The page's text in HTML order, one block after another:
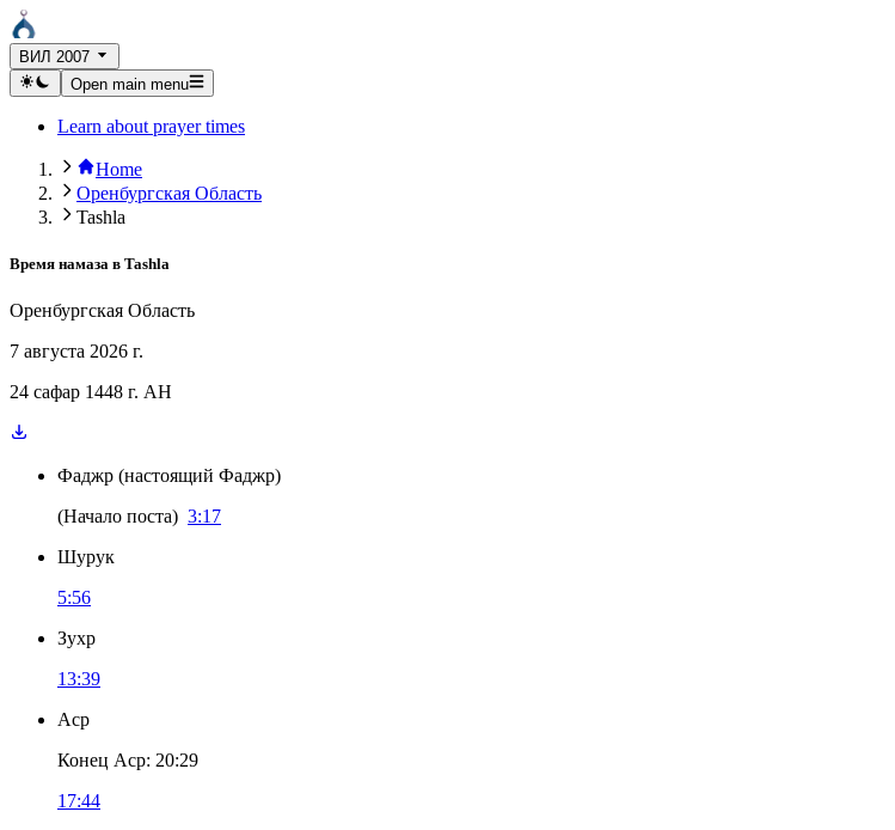
ВИЛ 2007
Open main menu
Learn about prayer times
Home
Оренбургская Область
Tashla
Время намаза в Tashla
Оренбургская Область
7 августа 2026 г.
24 сафар 1448 г. AH
Фаджр (настоящий Фаджр)
(Начало поста) 3:17
Шурук
5:56
Зухр
13:39
Аср
Конец Аср: 20:29
17:44